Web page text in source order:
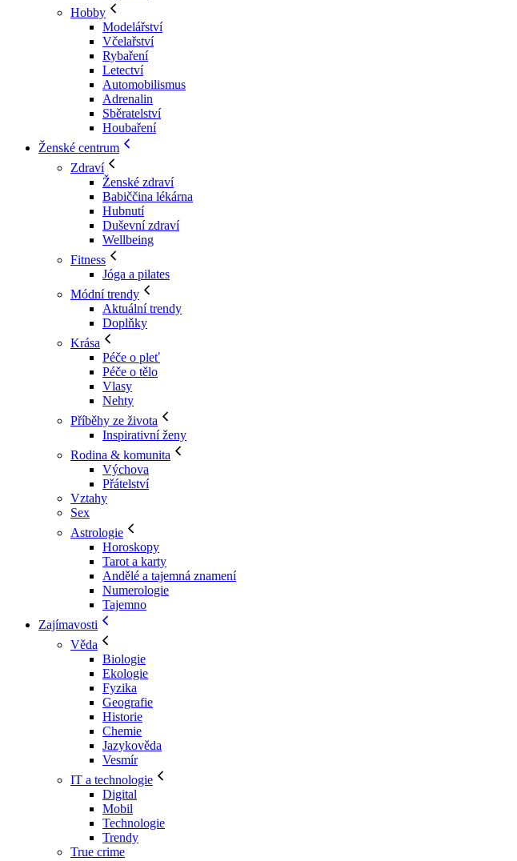
Hobby
Modelářství
Včelařství
Rybaření
Letectví
Automobilismus
Adrenalin
Sběratelství
Houbaření
Ženské centrum
Zdraví
Ženské zdraví
Babiččina lékárna
Hubnutí
Duševní zdraví
Wellbeing
Fitness
Jóga a pilates
Módní trendy
Aktuální trendy
Doplňky
Krása
Péče o pleť
Péče o tělo
Vlasy
Nehty
Příběhy ze života
Inspirativní ženy
Rodina & komunita
Výchova
Přátelství
Vztahy
Sex
Astrologie
Horoskopy
Tarot a karty
Andělé a tajemná znamení
Numerologie
Tajemno
Zajímavosti
Věda
Biologie
Ekologie
Fyzika
Geografie
Historie
Chemie
Jazykověda
Vesmír
IT a technologie
Digital
Mobil
Technologie
Trendy
True crime